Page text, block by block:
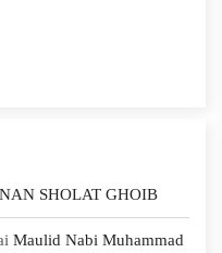
SHOLAT GHOIB
Maulid Nabi Muhammad